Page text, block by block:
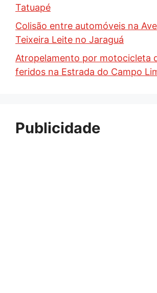
Tatuapé
Colisão entre automóveis na
Teixeira Leite no Jaraguá
Atropelamento por motocicleta
feridos na Estrada do Campo
Publicidade